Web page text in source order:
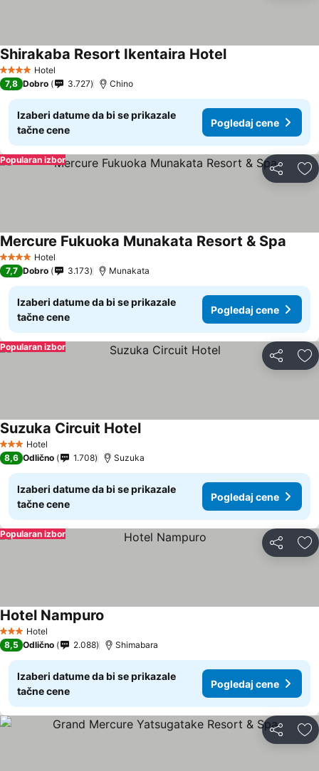
4 ZvezdiceHotel
Shirakaba Resort Ikentaira Hotel
7,8 Dobro 3.727 Chino
Izaberi datume da bi se prikazale
tačne cene
Pogledaj cene
Deli
Popularan izbor
4 ZvezdiceHotel
Mercure Fukuoka Munakata Resort & Spa
7,7 Dobro 3.173 Munakata
Izaberi datume da bi se prikazale
tačne cene
Pogledaj cene
Deli
Popularan izbor
3 Zvezdice
Hotel
Suzuka Circuit Hotel
8,6 Odlično 1.708 Suzuka
Izaberi datume da bi se prikazale
tačne cene
Pogledaj cene
Deli
Popularan izbor
3 Zvezdice
Hotel
Hotel Nampuro
8,5 Odlično 2.088 Shimabara
Izaberi datume da bi se prikazale
tačne cene
Pogledaj cene
Deli